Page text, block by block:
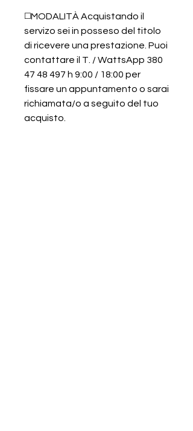
◻️MODALITÀ Acquistando il
servizo sei in posseso del titolo
di ricevere una prestazione. Puoi
contattare il T. / WattsApp 380
47 48 497 h 9:00 / 18:00 per
fissare un appuntamento o sarai
richiamata/o a seguito del tuo
acquisto.